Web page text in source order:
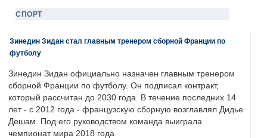
СПОРТ
Зинедин Зидан стал главным тренером сборной Франции по
футболу
Зинедин Зидан официально назначен главным тренером
сборной Франции по футболу. Он подписал контракт,
который рассчитан до 2030 года. В течение последних 14
лет - с 2012 года - французскую сборную возглавлял Дидье
Дешам. Под его руководством команда выиграла
чемпионат мира 2018 года.